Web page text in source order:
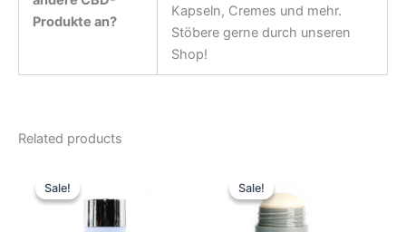
Produkte an?
Kapseln, Cremes und mehr.
Stöbere gerne durch unseren
Shop!
Related products
Sale!
Sale!price
was:
51,93 €.
is:
43,27 €.
Sale!
Sale!price
was:
51,93 €.43,27 €.